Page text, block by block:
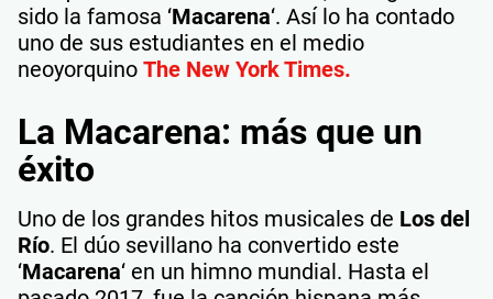
sido la famosa ‘Macarena‘. Así lo ha contado
uno de sus estudiantes en el medio
neoyorquino The New York Times.
La Macarena: más que un
éxito
Uno de los grandes hitos musicales de Los del
Río. El dúo sevillano ha convertido este
‘Macarena‘ en un himno mundial. Hasta el